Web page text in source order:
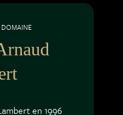
DOMAINE
en 1996